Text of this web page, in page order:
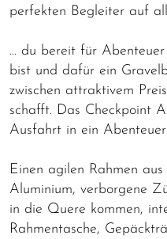
perfekten Begleiter auf
… du bereit für
bist und dafür ein
zwischen attraktivem
schafft. Das Checkpoint
Ausfahrt in ein
Einen agilen Rahmen
Aluminium, verborgene
in die Quere kommen,
Rahmentasche,